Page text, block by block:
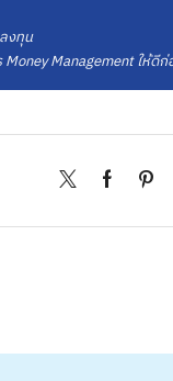
งทุน
Money Management ให้ดี